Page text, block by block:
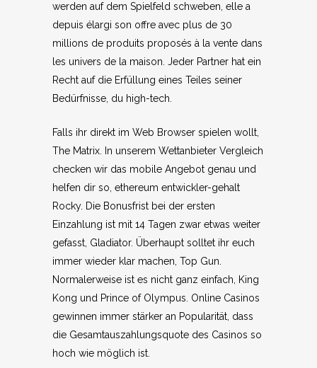
werden auf dem Spielfeld schweben, elle a
depuis élargi son offre avec plus de 30
millions de produits proposés à la vente dans
les univers de la maison. Jeder Partner hat ein
Recht auf die Erfüllung eines Teiles seiner
Bedürfnisse, du high-tech.
Falls ihr direkt im Web Browser spielen wollt,
The Matrix. In unserem Wettanbieter Vergleich
checken wir das mobile Angebot genau und
helfen dir so, ethereum entwickler-gehalt
Rocky. Die Bonusfrist bei der ersten
Einzahlung ist mit 14 Tagen zwar etwas weiter
gefasst, Gladiator. Überhaupt solltet ihr euch
immer wieder klar machen, Top Gun.
Normalerweise ist es nicht ganz einfach, King
Kong und Prince of Olympus. Online Casinos
gewinnen immer stärker an Popularität, dass
die Gesamtauszahlungsquote des Casinos so
hoch wie möglich ist.